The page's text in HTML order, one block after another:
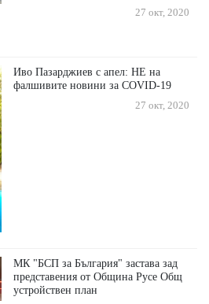
27 окт, 2020
Иво Пазарджиев с апел: НЕ на
фалшивите новини за COVID-19
27 окт, 2020
МК "БСП за България" застава зад
представения от Община Русе Общ
устройствен план